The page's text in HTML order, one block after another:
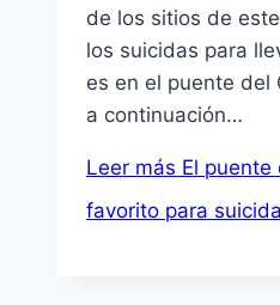
de los sitios de
los suicidas para
es en el puente del
a continuación…
Leer más El puente
favorito para